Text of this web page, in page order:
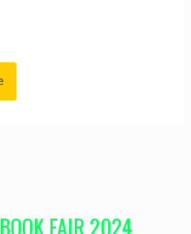
FAIR 2024